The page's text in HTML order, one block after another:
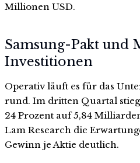
Millionen USD.
Samsung-Pakt und
Investitionen
Operativ läuft es für das
rund. Im dritten Quartal
24 Prozent auf 5,84
Lam Research die
Gewinn je Aktie deutlich.